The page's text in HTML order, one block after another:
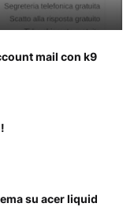
mail con k9
su acer liquid